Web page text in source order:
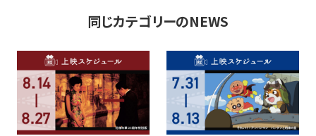
同じカテゴリーのNEWS